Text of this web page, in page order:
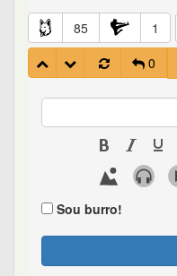
85 1
0
Sou burro!